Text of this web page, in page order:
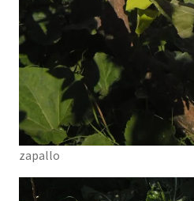
zapallo